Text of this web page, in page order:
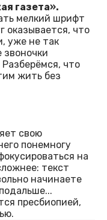
газета».
мелкий шрифт
оказывается, что
уже не так
звоночки
что
жить без
свою
понемногу
на
текст
начинаете
пресбиопией,